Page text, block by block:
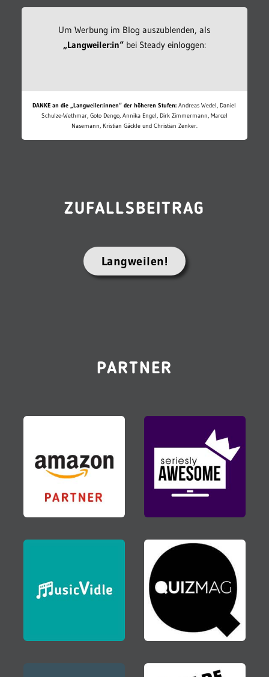
Um Werbung im Blog auszublenden, als
„Langweiler:in“bei Steady einloggen:
DANKE an die „Langweiler:innen“ der höheren Stufen: Andreas Wedel, Daniel
Schulze-Wethmar, Goto Dengo, Annika Engel, Dirk Zimmermann, Marcel
Nasemann, Kristian Gäckle und Christian Zenker.
ZUFALLSBEITRAG
Langweilen!
PARTNER